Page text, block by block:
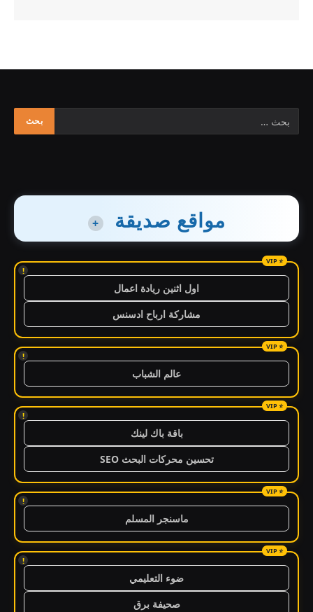
مواقع صديقة +
!
اول اثنين ريادة اعمال
مشاركة ارباح ادسنس
!
عالم الشباب
!
باقة باك لينك
تحسين محركات البحث SEO
!
ماسنجر المسلم
!
ضوء التعليمي
صحيفة برق